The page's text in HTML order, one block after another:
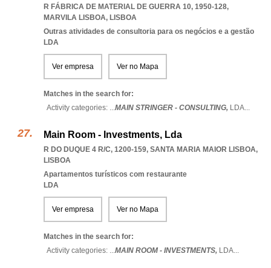
R FÁBRICA DE MATERIAL DE GUERRA 10, 1950-128,
MARVILA LISBOA, LISBOA
Outras atividades de consultoria para os negócios e a gestão
LDA
Ver empresa Ver no Mapa
Matches in the search for:
Activity categories: ...MAIN STRINGER - CONSULTING, LDA...
Main Room - Investments, Lda
R DO DUQUE 4 R/C, 1200-159, SANTA MARIA MAIOR LISBOA,
LISBOA
Apartamentos turísticos com restaurante
LDA
Ver empresa Ver no Mapa
Matches in the search for:
Activity categories: ...MAIN ROOM - INVESTMENTS, LDA...